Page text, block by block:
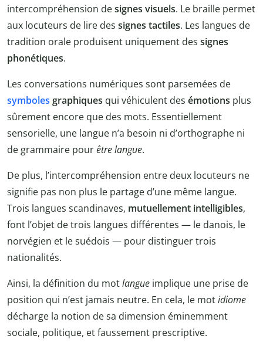
intercompréhension designes visuels. Le braille permet
aux locuteurs de lire des signes tactiles. Les langues de
tradition orale produisent uniquement des signes
phonétiques.
Les conversations numériques sont parsemées de
symboles graphiques qui véhiculent des émotions plus
sûrement encore que des mots. Essentiellement
sensorielle, une langue n’a besoin ni d’orthographe ni
de grammaire pourêtre langue.
De plus, l’intercompréhension entre deux locuteurs ne
signifie pas non plus le partage d’une même langue.
Trois langues scandinaves, mutuellement intelligibles,
font l’objet de trois langues différentes — le danois, le
norvégien et le suédois — pour distinguer trois
nationalités.
Ainsi, la définition du motlangue implique une prise de
position qui n’est jamais neutre. En cela, le motidiome
décharge la notion de sa dimension éminemment
sociale, politique, et faussement prescriptive.